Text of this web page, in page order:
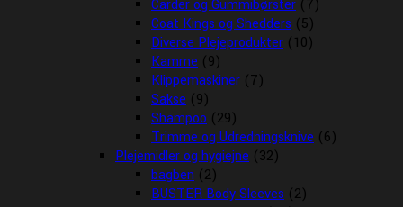
Carder og Gummibørster (7)
Coat Kings og Shedders (5)
Diverse Plejeprodukter (10)
Kamme (9)
Klippemaskiner (7)
Sakse (9)
Shampoo (29)
Trimme og Udredningsknive (6)
Plejemidler og hygiejne (32)
bagben (2)
BUSTER Body Sleeves (2)